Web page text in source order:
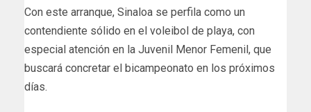
Con este arranque, Sinaloa se perfila como un
contendiente sólido en el voleibol de playa, con
especial atención en la Juvenil Menor Femenil, que
buscará concretar el bicampeonato en los próximos
días.